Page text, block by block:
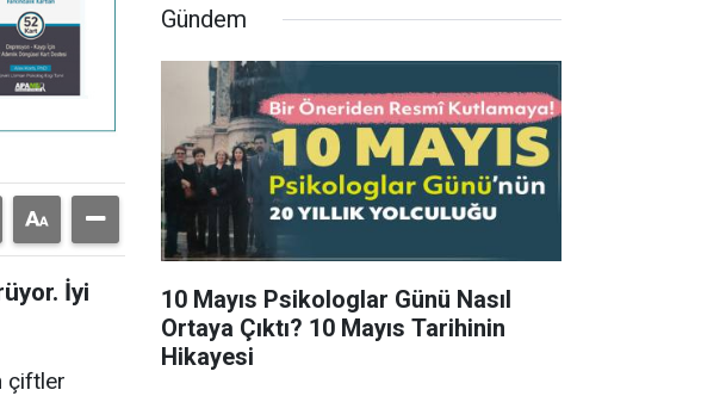
İyi
çiftler
Gündem
10 Mayıs Psikologlar Günü Nasıl
Ortaya Çıktı? 10 Mayıs Tarihinin
Hikayesi